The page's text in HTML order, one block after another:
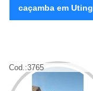
caçamba em
Cod.:3765